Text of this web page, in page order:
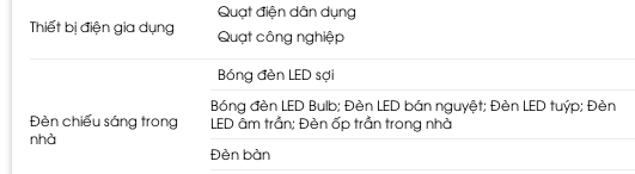
Thiết bị điện gia dụng
Quạt điện dân dụng
Quạt công nghiệp
Đèn chiếu sáng trong
nhà
Bóng đèn LED sợi
Bóng đèn LED Bulb; Đèn LED bán nguyệt; Đèn LED tuýp; Đèn
LED âm trần; Đèn ốp trần trong nhà
Đèn bàn